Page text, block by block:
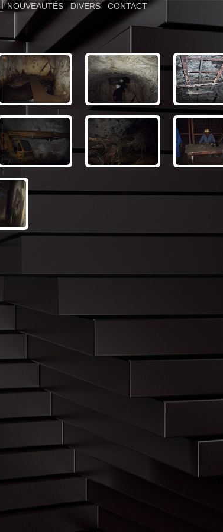
|NOUVEAUTÉS |DIVERS| CONTACT